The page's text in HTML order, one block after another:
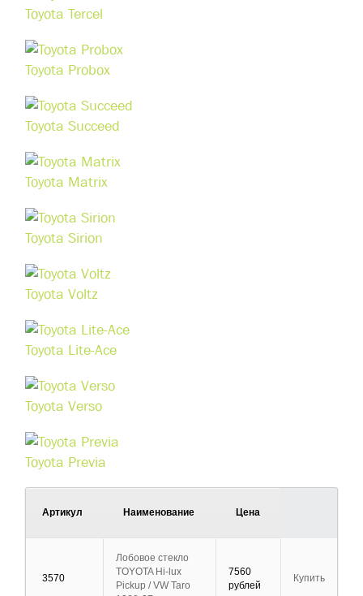
Toyota Tercel
Toyota Probox
Toyota Succeed
Toyota Matrix
Toyota Sirion
Toyota Voltz
Toyota Lite-Ace
Toyota Verso
Toyota Previa
Артикул Наименование Цена
3570
Лобовое стекло
TOYOTA Hi-lux
Pickup / VW Taro
7560
рублей
Купить